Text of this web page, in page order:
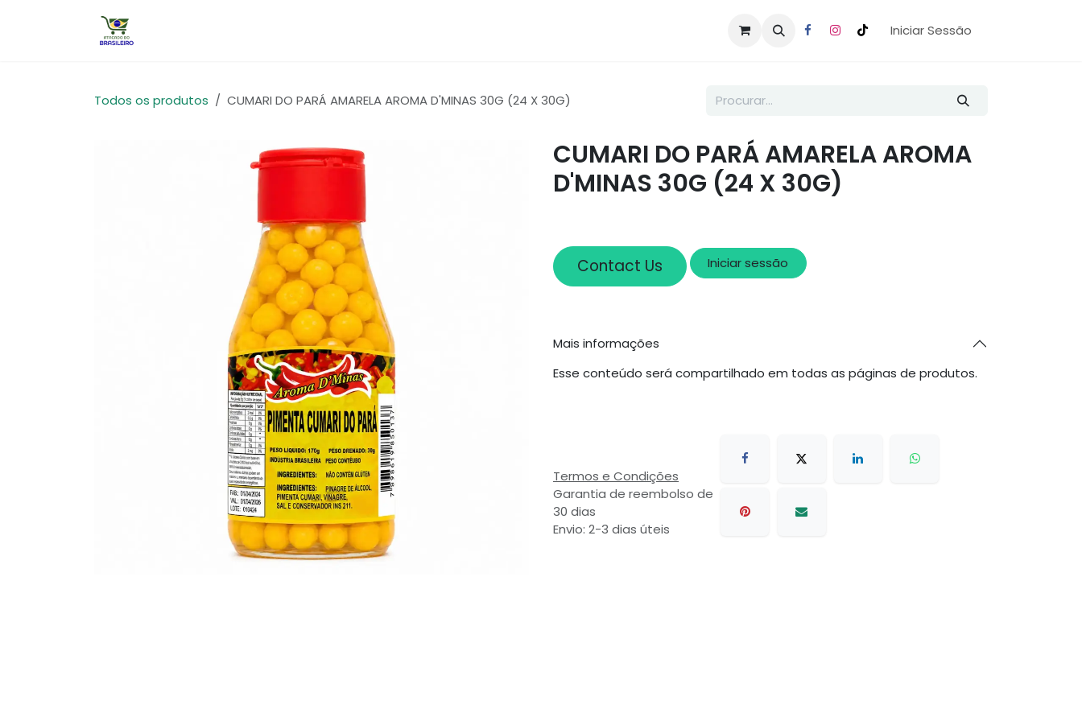
Iniciar Sessão
Todos os produtos CUMARI DO PARÁ AMARELA AROMA D'MINAS 30G (24 X 30G)
CUMARI DO PARÁ AMARELA AROMA
D'MINAS 30G (24 X 30G)
Contact Us Iniciar sessão
Mais informações
Esse conteúdo será compartilhado em todas as páginas de produtos.
Termos e Condições
Garantia de reembolso de
30 dias
Envio: 2-3 dias úteis